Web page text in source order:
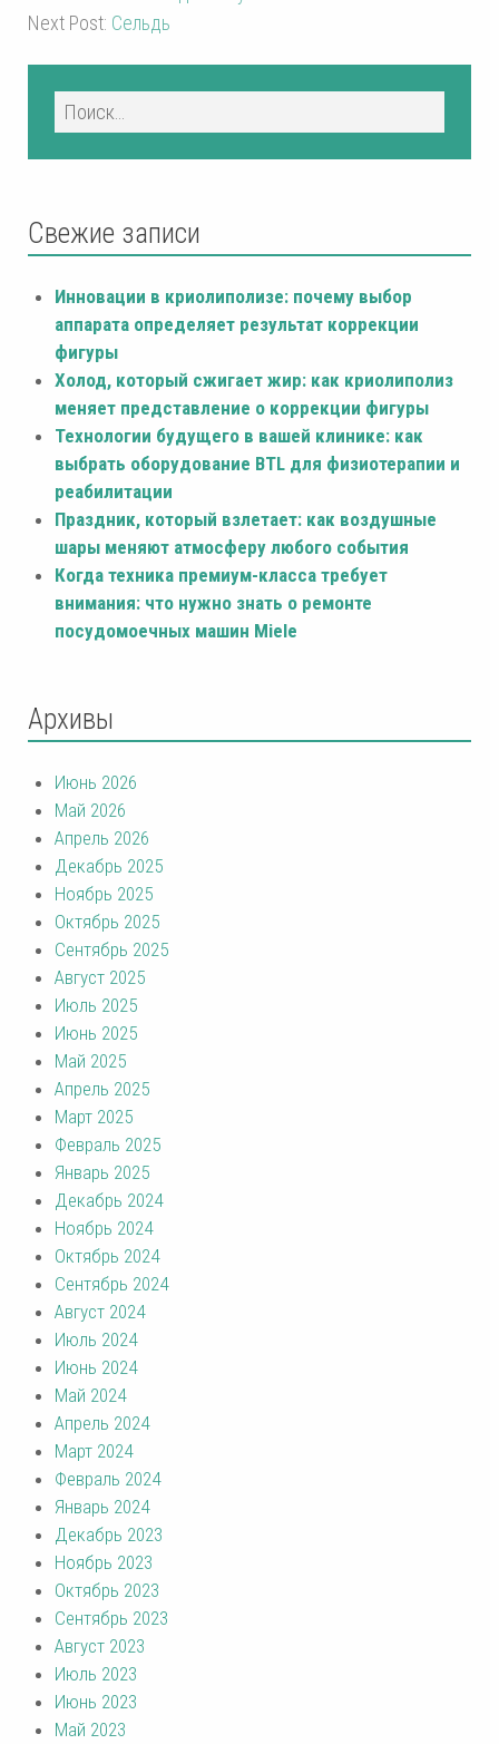
Next Post: Сельдь
Свежие записи
Инновации в криолиполизе: почему выбор
аппарата определяет результат коррекции
фигуры
Холод, который сжигает жир: как криолиполиз
меняет представление о коррекции фигуры
Технологии будущего в вашей клинике: как
выбрать оборудование BTL для физиотерапии и
реабилитации
Праздник, который взлетает: как воздушные
шары меняют атмосферу любого события
Когда техника премиум-класса требует
внимания: что нужно знать о ремонте
посудомоечных машин Miele
Архивы
Июнь 2026
Май 2026
Апрель 2026
Декабрь 2025
Ноябрь 2025
Октябрь 2025
Сентябрь 2025
Август 2025
Июль 2025
Июнь 2025
Май 2025
Апрель 2025
Март 2025
Февраль 2025
Январь 2025
Декабрь 2024
Ноябрь 2024
Октябрь 2024
Сентябрь 2024
Август 2024
Июль 2024
Июнь 2024
Май 2024
Апрель 2024
Март 2024
Февраль 2024
Январь 2024
Декабрь 2023
Ноябрь 2023
Октябрь 2023
Сентябрь 2023
Август 2023
Июль 2023
Июнь 2023
Май 2023